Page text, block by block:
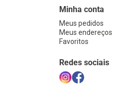
Minha conta
Meus pedidos
Meus endereços
Favoritos
Redes sociais